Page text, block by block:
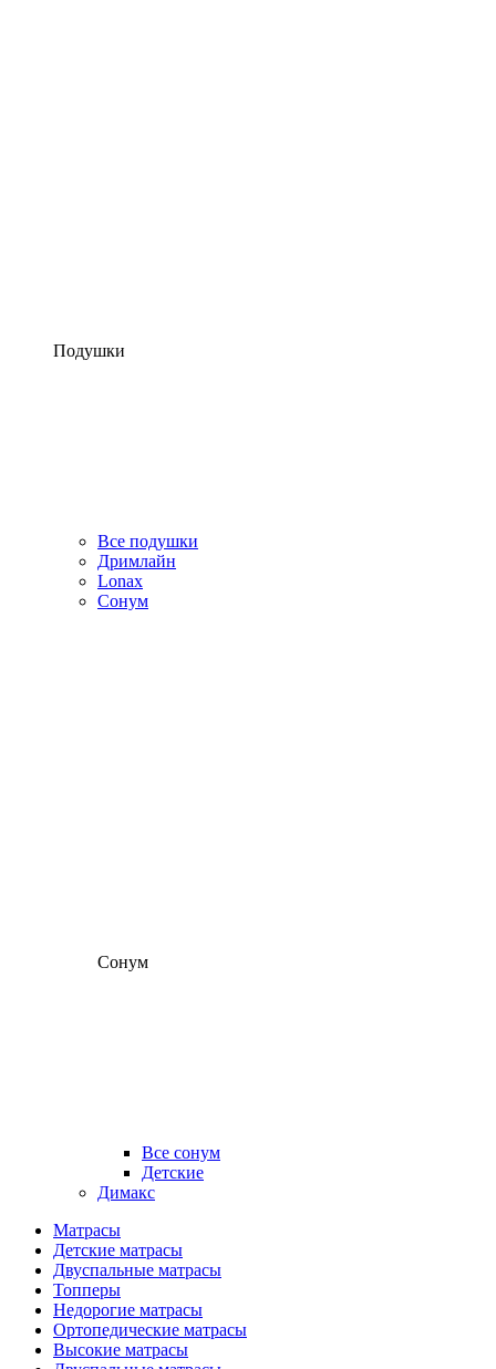
Подушки
Все подушки
Дримлайн
Lonax
Сонум
Сонум
Все сонум
Детские
Димакс
Матрасы
Детские матрасы
Двуспальные матрасы
Топперы
Недорогие матрасы
Ортопедические матрасы
Высокие матрасы